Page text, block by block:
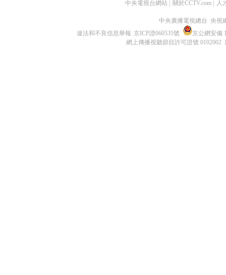
中央電視台網站 關於CCTV.com 人
中央廣播電視總台 央視
違法和不良信息舉報 京ICP證060535號
京公網安備
網上傳播視聽節目許可證號 0102002